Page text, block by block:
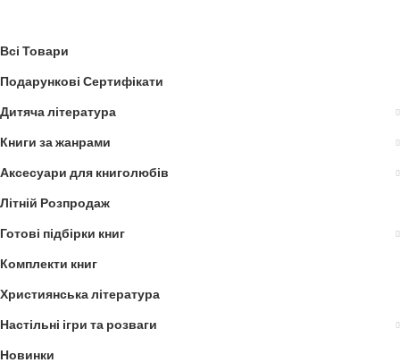
Всі Товари
Подарункові Сертифікати
Дитяча література
Книги за жанрами
Аксесуари для книголюбів
Літній Розпродаж
Готові підбірки книг
Комплекти книг
Християнська література
Настільні ігри та розваги
Новинки